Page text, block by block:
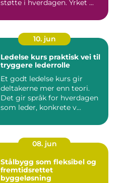
støtte i hverdagen. Yrket ...
10. jun
Ledelse kurs praktisk vei til
tryggere lederrolle
Et godt ledelse kurs gir
deltakerne mer enn teori.
Det gir språk for hverdagen
som leder, konkrete v...
08. jun
Stålbygg som fleksibel og
fremtidsrettet
byggeløsning